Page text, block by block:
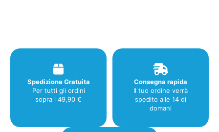
Spedizione Gratuita
Per tutti gli ordini
sopra i 49,90 €
Consegna rapida
Il tuo ordine verrà
spedito alle 14 di
domani